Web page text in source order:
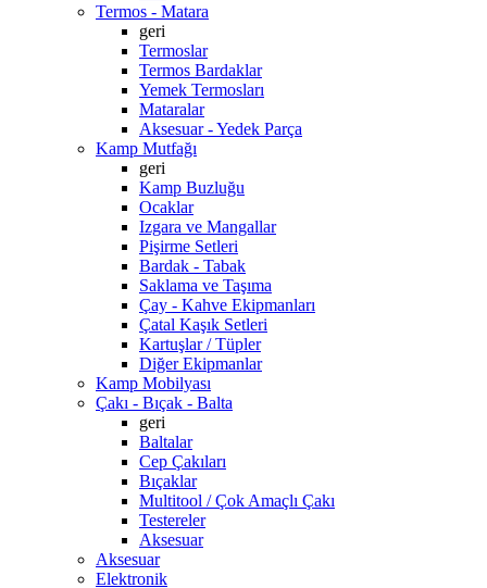
Termos - Matara
geri
Termoslar
Termos Bardaklar
Yemek Termosları
Mataralar
Aksesuar - Yedek Parça
Kamp Mutfağı
geri
Kamp Buzluğu
Ocaklar
Izgara ve Mangallar
Pişirme Setleri
Bardak - Tabak
Saklama ve Taşıma
Çay - Kahve Ekipmanları
Çatal Kaşık Setleri
Kartuşlar / Tüpler
Diğer Ekipmanlar
Kamp Mobilyası
Çakı - Bıçak - Balta
geri
Baltalar
Cep Çakıları
Bıçaklar
Multitool / Çok Amaçlı Çakı
Testereler
Aksesuar
Aksesuar
Elektronik